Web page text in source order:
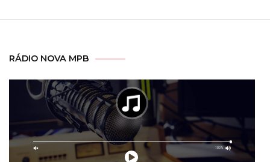
RÁDIO NOVA MPB